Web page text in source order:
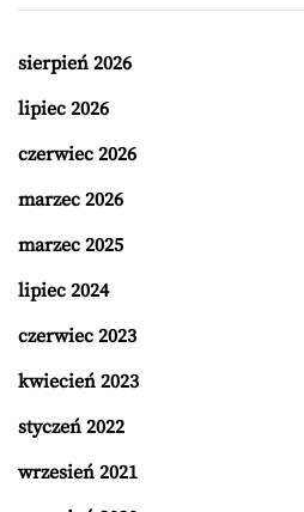
sierpień 2026
lipiec 2026
czerwiec 2026
marzec 2026
marzec 2025
lipiec 2024
czerwiec 2023
kwiecień 2023
styczeń 2022
wrzesień 2021